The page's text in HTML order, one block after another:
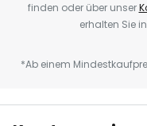
finden oder über unser
erhalten Sie
*Ab einem